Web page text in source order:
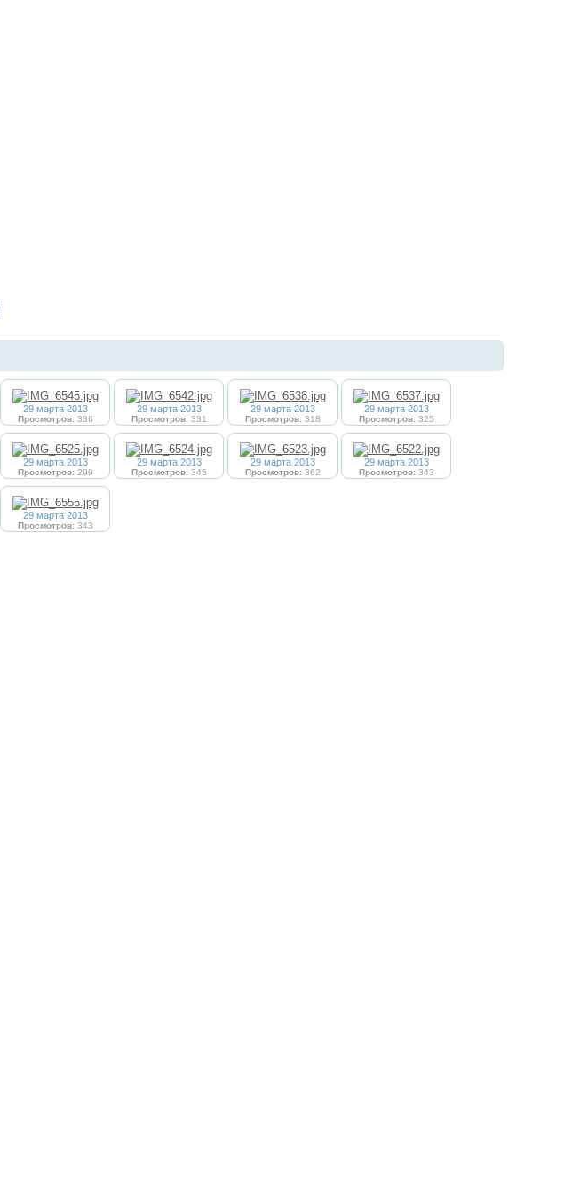
29 марта 2013
Просмотров:336
29 марта 2013
Просмотров:331
29 марта 2013
Просмотров:318
29 марта 2013
Просмотров:325
29 марта 2013
Просмотров:299
29 марта 2013
Просмотров:345
29 марта 2013
Просмотров:362
29 марта 2013
Просмотров:343
29 марта 2013
Просмотров:343